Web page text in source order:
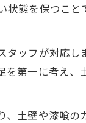
態を保つこ
ッフが対応
第一に考え
土壁や漆喰